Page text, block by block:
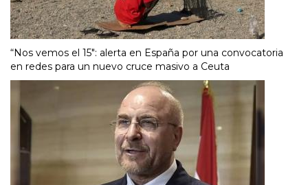
“Nos vemos el 15″: alerta en España por una convocatoria
en redes para un nuevo cruce masivo a Ceuta